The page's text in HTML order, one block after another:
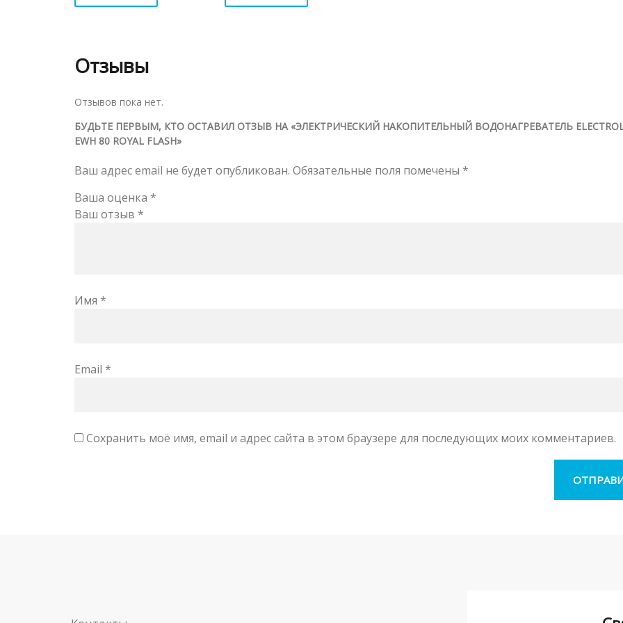
Отзывы
Отзывов пока нет.
БУДЬТЕ ПЕРВЫМ, КТО ОСТАВИЛ ОТЗЫВ НА «ЭЛЕКТРИЧЕСКИЙ НАКОПИТЕЛЬНЫЙ ВОДОНАГРЕВАТЕЛЬ
EWH 80 ROYAL FLASH»
Ваш адрес email не будет опубликован. Обязательные поля помечены *
Ваша оценка *
Ваш отзыв *
Имя *
Email *
Сохранить моё имя, email и адрес сайта в этом браузере для последующих моих комментариев.